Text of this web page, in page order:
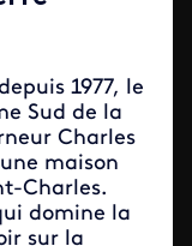
1977, le
Sud de la
Charles
maison
Charles.
domine la
sur la